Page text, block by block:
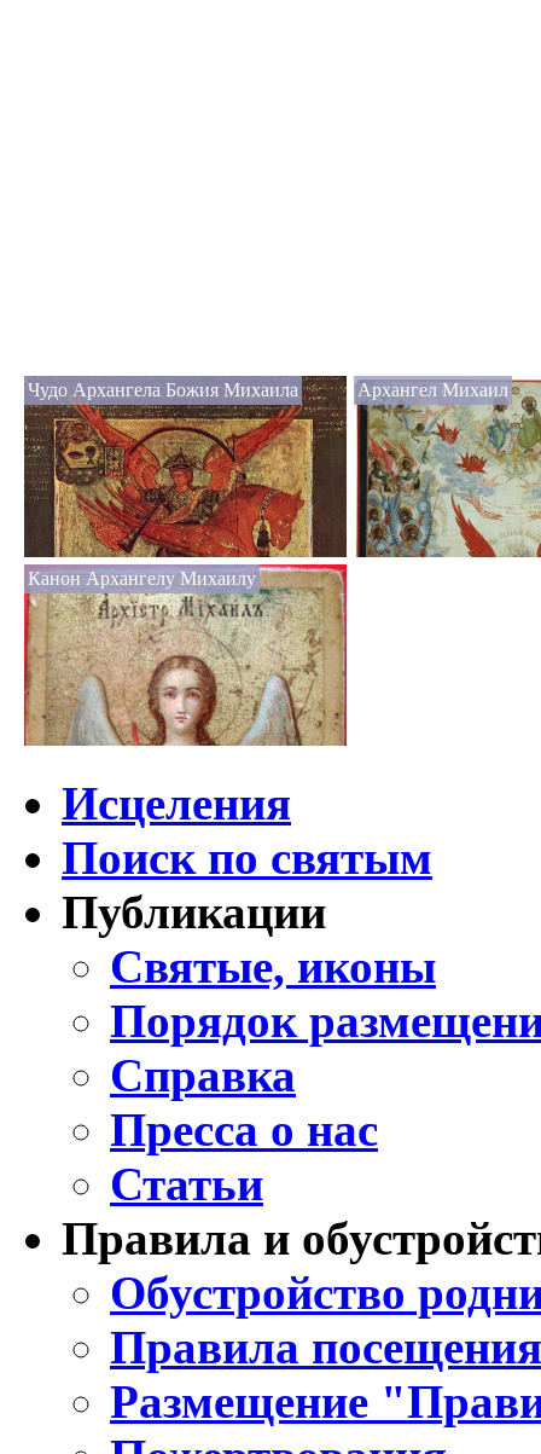
Чудо Архангела Божия Михаила Архангел Михаил
Канон Архангелу Михаилу
Исцеления
Поиск по святым
Публикации
Святые, иконы
Порядок
Справка
Пресса о нас
Статьи
Правила и
Обустройство
Правила
Размещение